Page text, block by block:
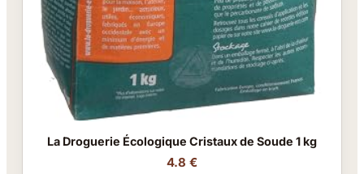
La Droguerie Écologique Cristaux de Soude 1 kg
4.8 €